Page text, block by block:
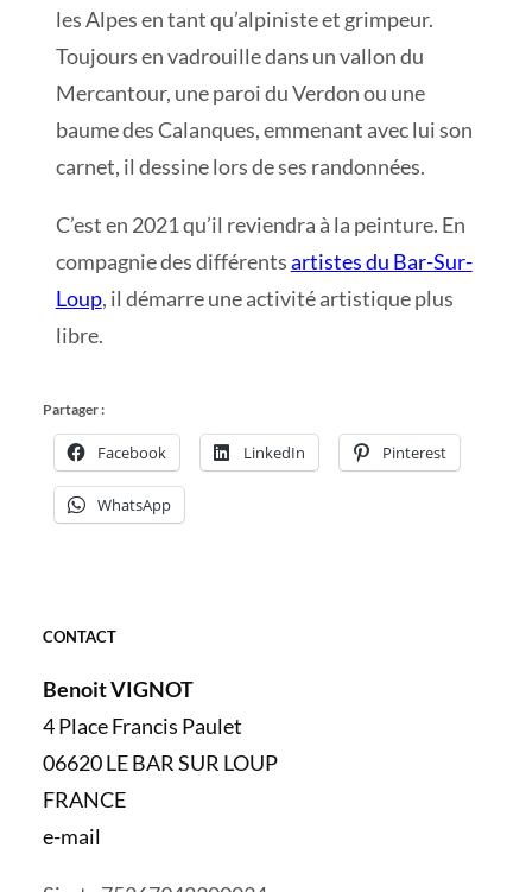
les Alpes en tant qu’alpiniste et grimpeur.
Toujours en vadrouille dans un vallon du
Mercantour, une paroi du Verdon ou une
baume des Calanques, emmenant avec lui son
carnet, il dessine lors de ses randonnées.
C’est en 2021 qu’il reviendra à la peinture. En
compagnie des différentsartistes du Bar-Sur-
Loup, il démarre une activité artistique plus
libre.
Partager :
Facebook LinkedIn Pinterest
WhatsApp
CONTACT
Benoit VIGNOT
4 Place Francis Paulet
06620 LE BAR SUR LOUP
FRANCE
e-mail